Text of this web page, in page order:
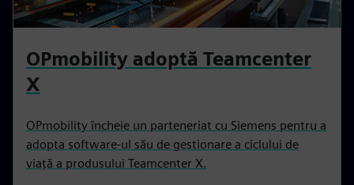
OPmobility adoptă Teamcenter
X
OPmobility încheie un parteneriat cu Siemens pentru a
adopta software-ul său de gestionare a ciclului de
viață a produsului Teamcenter X.